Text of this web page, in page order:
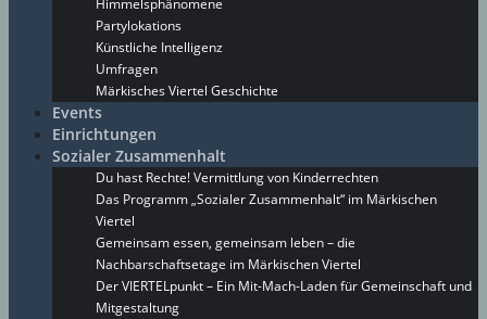
Himmelsphänomene
Partylokations
Künstliche Intelligenz
Umfragen
Märkisches Viertel Geschichte
Events
Einrichtungen
Sozialer Zusammenhalt
Du hast Rechte! Vermittlung von Kinderrechten
Das Programm „Sozialer Zusammenhalt“ im Märkischen
Viertel
Gemeinsam essen, gemeinsam leben – die
Nachbarschaftsetage im Märkischen Viertel
Der VIERTELpunkt – Ein Mit-Mach-Laden für Gemeinschaft und
Mitgestaltung